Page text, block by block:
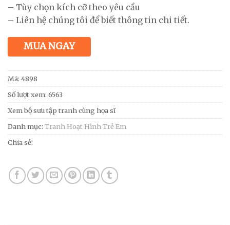
– Tùy chọn kích cỡ theo yêu cầu
– Liên hệ chúng tôi để biết thông tin chi tiết.
MUA NGAY
Mã: 4898
Số lượt xem: 6563
Xem bộ sưu tập tranh cùng họa sĩ
Danh mục: Tranh Hoạt Hình Trẻ Em
Chia sẻ: